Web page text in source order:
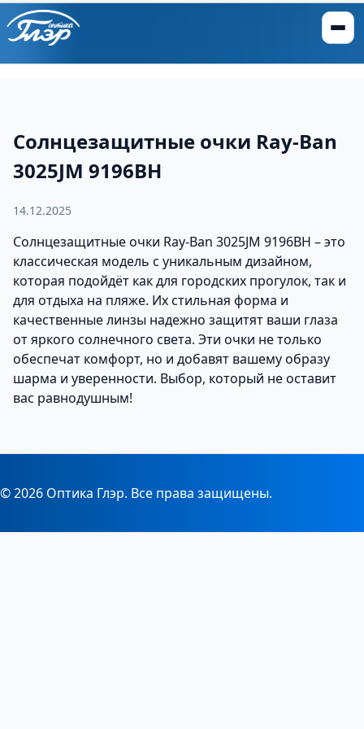
Солнцезащитные очки Ray-Ban
3025JM 9196BH
14.12.2025
Солнцезащитные очки Ray-Ban 3025JM 9196BH – это
классическая модель с уникальным дизайном,
которая подойдёт как для городских прогулок, так и
для отдыха на пляже. Их стильная форма и
качественные линзы надежно защитят ваши глаза
от яркого солнечного света. Эти очки не только
обеспечат комфорт, но и добавят вашему образу
шарма и уверенности. Выбор, который не оставит
вас равнодушным!
© 2026 Оптика Глэр. Все права защищены.